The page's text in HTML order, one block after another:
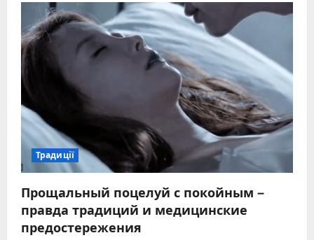
воспитателю
на
выпускной
в
садике:
30+
практичных
Традиції
Прощальный поцелуй с покойным –
правда традиций и медицинские
предостережения